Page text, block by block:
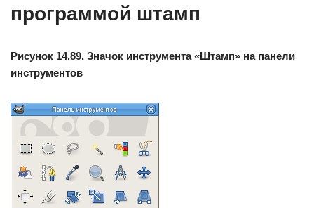
программой штамп
Рисунок 14.89. Значок инструмента «Штамп» на панели
инструментов